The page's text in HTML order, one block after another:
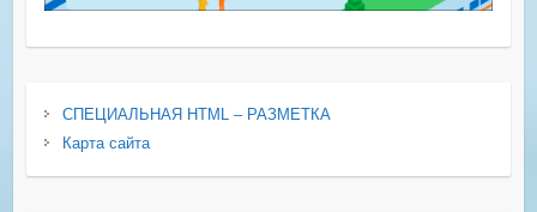
СПЕЦИАЛЬНАЯ HTML – РАЗМЕТКА
Карта сайта